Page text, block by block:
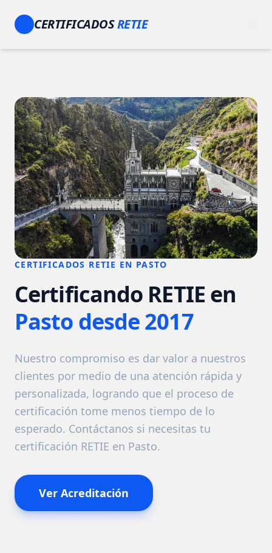
CERTIFICADOSRETIE
CERTIFICADOS RETIE EN PASTO
Certificando RETIE en
Pasto desde 2017
Nuestro compromiso es dar valor a nuestros
clientes por medio de una atención rápida y
personalizada, logrando que el proceso de
certificación tome menos tiempo de lo
esperado. Contáctanos si necesitas tu
certificación RETIE en Pasto.
Ver Acreditación